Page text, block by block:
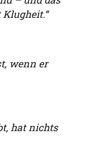
wenn er
hat nichts